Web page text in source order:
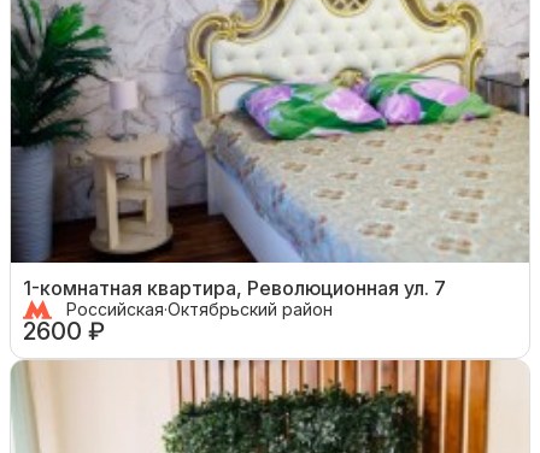
1-комнатная квартира, Революционная ул. 7
Российская·Октябрьский район
2600 ₽